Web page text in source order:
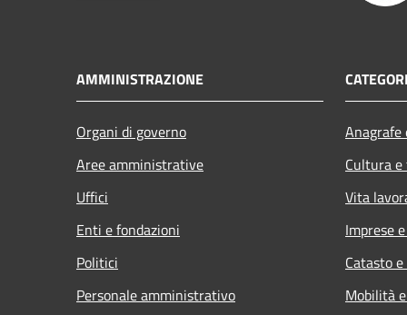
AMMINISTRAZIONE
Organi di governo
Aree amministrative
Uffici
Enti e fondazioni
Politici
Personale amministrativo
Cultura
Vita
Imprese
Catasto
Mobilità